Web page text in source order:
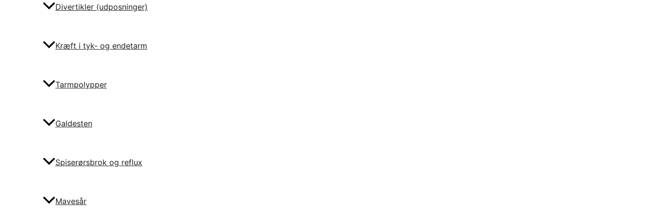
Divertikler (udposninger)
Kræft i tyk- og endetarm
Tarmpolypper
Galdesten
Spiserørsbrok og reflux
Mavesår